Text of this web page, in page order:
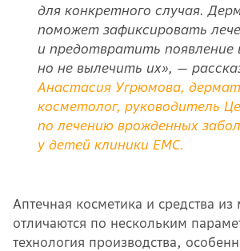
для конкретного случая.
поможет зафиксировать
и предотвратить появление
но не вылечить их», —
Анастасия Угрюмова,
косметолог, руководитель
по лечению врожденных
у детей клиники EMC.
Аптечная косметика и средства из
отличаются по нескольким
технология производства,